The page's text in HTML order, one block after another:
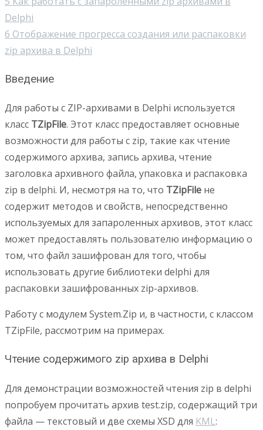
Delphi
6 Отображение прогресса создания или распаковки
zip архива в Delphi
Введение
Для работы с ZIP-архивами в Delphi используется
класс TZipFile. Этот класс предоставляет основные
возможности для работы с zip, такие как чтение
содержимого архива, запись архива, чтение
заголовка архивного файла, упаковка и распаковка
zip в delphi. И, несмотря на то, что TZipFile не
содержит методов и свойств, непосредственно
используемых для запароленных архивов, этот класс
может предоставлять пользователю информацию о
том, что файл зашифрован для того, чтобы
использовать другие библиотеки delphi для
распаковки зашифрованных zip-архивов.
Работу с модулем System.Zip и, в частности, с классом
TZipFile, рассмотрим на примерах.
Чтение содержимого zip архива в Delphi
Для демонстрации возможностей чтения zip в delphi
попробуем прочитать архив test.zip, содержащий три
файла — текстовый и две схемы XSD для KML: